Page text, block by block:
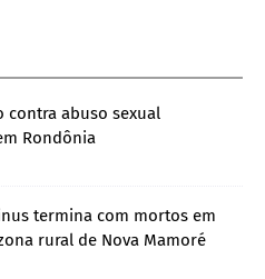
contra abuso sexual
Rondônia
termina com mortos em
rural de Nova Mamoré